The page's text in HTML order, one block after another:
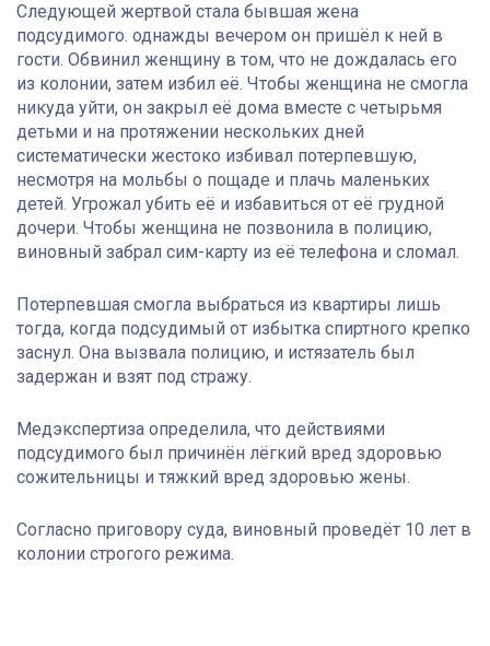
Следующей жертвой стала бывшая жена
подсудимого. однажды вечером он пришёл к ней в
гости. Обвинил женщину в том, что не дождалась его
из колонии, затем избил её. Чтобы женщина не смогла
никуда уйти, он закрыл её дома вместе с четырьмя
детьми и на протяжении нескольких дней
систематически жестоко избивал потерпевшую,
несмотря на мольбы о пощаде и плачь маленьких
детей. Угрожал убить её и избавиться от её грудной
дочери. Чтобы женщина не позвонила в полицию,
виновный забрал сим-карту из её телефона и сломал.
Потерпевшая смогла выбраться из квартиры лишь
тогда, когда подсудимый от избытка спиртного крепко
заснул. Она вызвала полицию, и истязатель был
задержан и взят под стражу.
Медэкспертиза определила, что действиями
подсудимого был причинён лёгкий вред здоровью
сожительницы и тяжкий вред здоровью жены.
Согласно приговору суда, виновный проведёт 10 лет в
колонии строгого режима.